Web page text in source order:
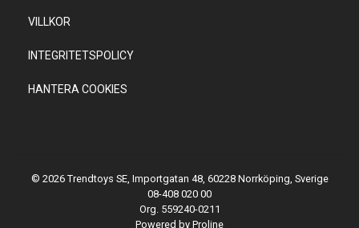
VILLKOR
INTEGRITETSPOLICY
HANTERA COOKIES
© 2026 Trendtoys SE, Importgatan 48, 60228 Norrköping, Sverige
08-408 020 00
Org. 559240-0211
Powered by Proline